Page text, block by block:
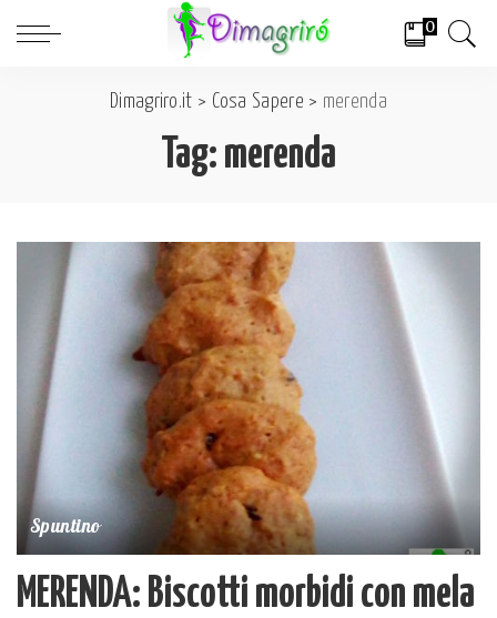
0
Dimagriro.it > Cosa Sapere > merenda
Tag: merenda
Spuntino
MERENDA: Biscotti morbidi con mela